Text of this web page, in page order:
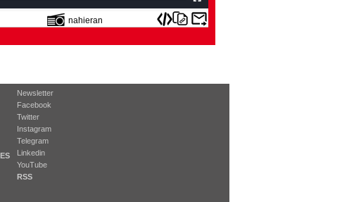
nahieran
Newsletter
Facebook
Twitter
Instagram
Telegram
Linkedin
YouTube
RSS